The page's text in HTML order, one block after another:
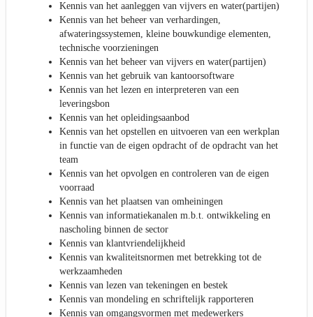
Kennis van het aanleggen van vijvers en water(partijen)
Kennis van het beheer van verhardingen,
afwateringssystemen, kleine bouwkundige elementen,
technische voorzieningen
Kennis van het beheer van vijvers en water(partijen)
Kennis van het gebruik van kantoorsoftware
Kennis van het lezen en interpreteren van een
leveringsbon
Kennis van het opleidingsaanbod
Kennis van het opstellen en uitvoeren van een werkplan
in functie van de eigen opdracht of de opdracht van het
team
Kennis van het opvolgen en controleren van de eigen
voorraad
Kennis van het plaatsen van omheiningen
Kennis van informatiekanalen m.b.t. ontwikkeling en
nascholing binnen de sector
Kennis van klantvriendelijkheid
Kennis van kwaliteitsnormen met betrekking tot de
werkzaamheden
Kennis van lezen van tekeningen en bestek
Kennis van mondeling en schriftelijk rapporteren
Kennis van omgangsvormen met medewerkers